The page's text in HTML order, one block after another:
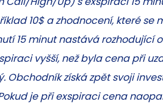
10$ a zhodnocení, které se
15 minut nastává rozhodující
vyšší, než byla cena při
získá zpět svoji
je při exspiraci cena